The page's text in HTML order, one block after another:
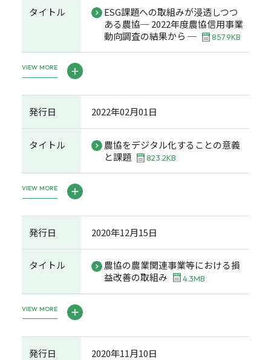
タイトル
ESG課題への取組みが浸透しつつ
ある農協─ 2022年度農協信用事業
動向調査の結果から ─
857.9KB
VIEW MORE
発行日 2022年02月01日
タイトル
農協をデジタル化することの意義
と課題
823.2KB
VIEW MORE
発行日 2020年12月15日
タイトル
農協の農業関連事業等における損
益改善の取組み
4.3MB
VIEW MORE
発行日 2020年11月10日